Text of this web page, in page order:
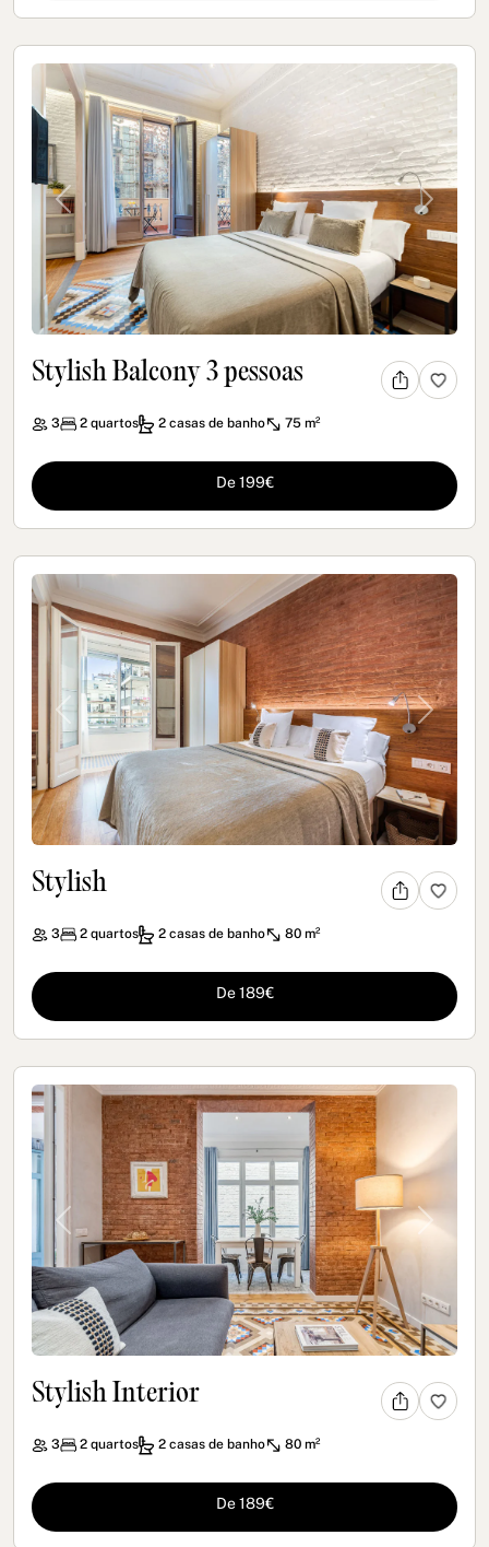
Previous Next
Stylish Balcony 3 pessoas
3 2 quartos 2 casas de banho 75 m²
De 199€
Previous Next
Stylish
3 2 quartos 2 casas de banho 80 m²
De 189€
Previous
Stylish Interior
3 2 quartos 2 casas de banho 80 m²
De 189€